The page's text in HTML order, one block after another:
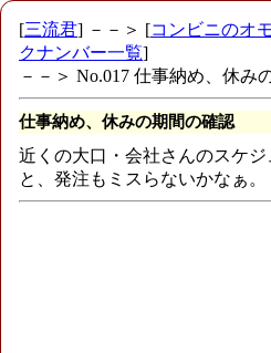
[三流君] －－＞ [コンビニのオ
クナンバー一覧]
－－＞ No.017 仕事納め、休み
仕事納め、休みの期間の確認
近くの大口・会社さんのスケジ
と、発注もミスらないかなぁ。